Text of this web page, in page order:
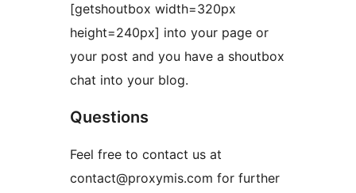
[getshoutbox width=320px
height=240px] into your page or
your post and you have a shoutbox
chat into your blog.
Questions
Feel free to contact us at
contact@proxymis.com for further